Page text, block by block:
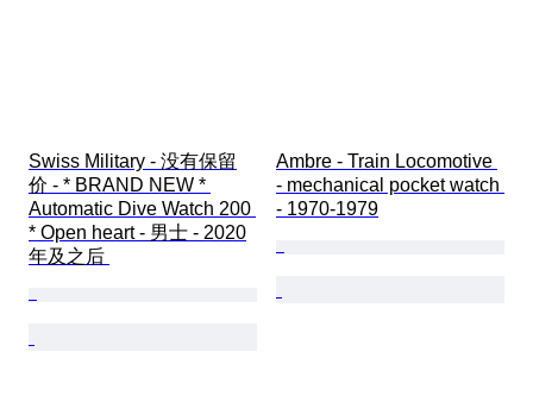
Swiss Military - 没有保留
价 - * BRAND NEW *
Automatic Dive Watch 200
* Open heart - 男士 - 2020
年及之后
Ambre - Train Locomotive
- mechanical pocket watch
- 1970-1979